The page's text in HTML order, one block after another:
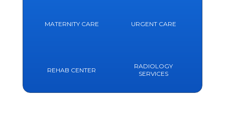
MATERNITY CARE URGENT CARE
REHAB CENTER
RADIOLOGY
SERVICES